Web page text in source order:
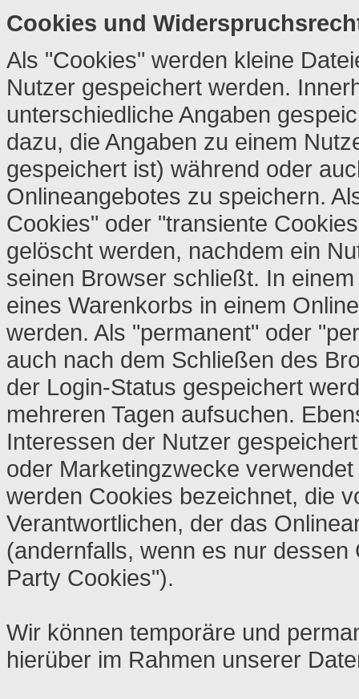
Cookies und
Als "Cookies" werden kleine
Nutzer gespeichert werden.
unterschiedliche Angaben
dazu, die Angaben zu einem
gespeichert ist) während oder
Onlineangebotes zu speichern.
Cookies" oder "transiente
gelöscht werden, nachdem ein
seinen Browser schließt. In
eines Warenkorbs in einem
werden. Als "permanent" oder
auch nach dem Schließen des
der Login-Status gespeichert
mehreren Tagen aufsuchen.
Interessen der Nutzer
oder Marketingzwecke
werden Cookies bezeichnet, die
Verantwortlichen, der das
(andernfalls, wenn es nur
Party Cookies").
Wir können temporäre und
hierüber im Rahmen unserer